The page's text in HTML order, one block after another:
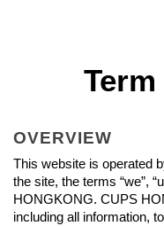
OVERVIEW
This website is operated
the site, the terms “we”,
HONGKONG. CUPS
including all information,